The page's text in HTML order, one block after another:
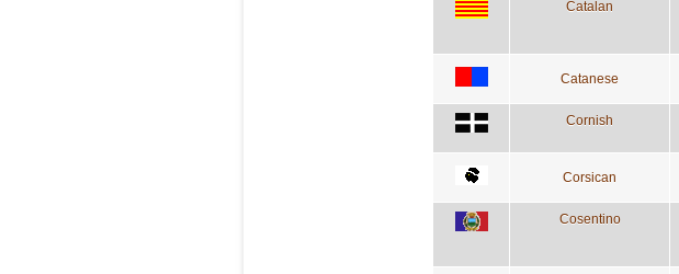
Catalan
Catanese
Cornish
Corsican
Cosentino